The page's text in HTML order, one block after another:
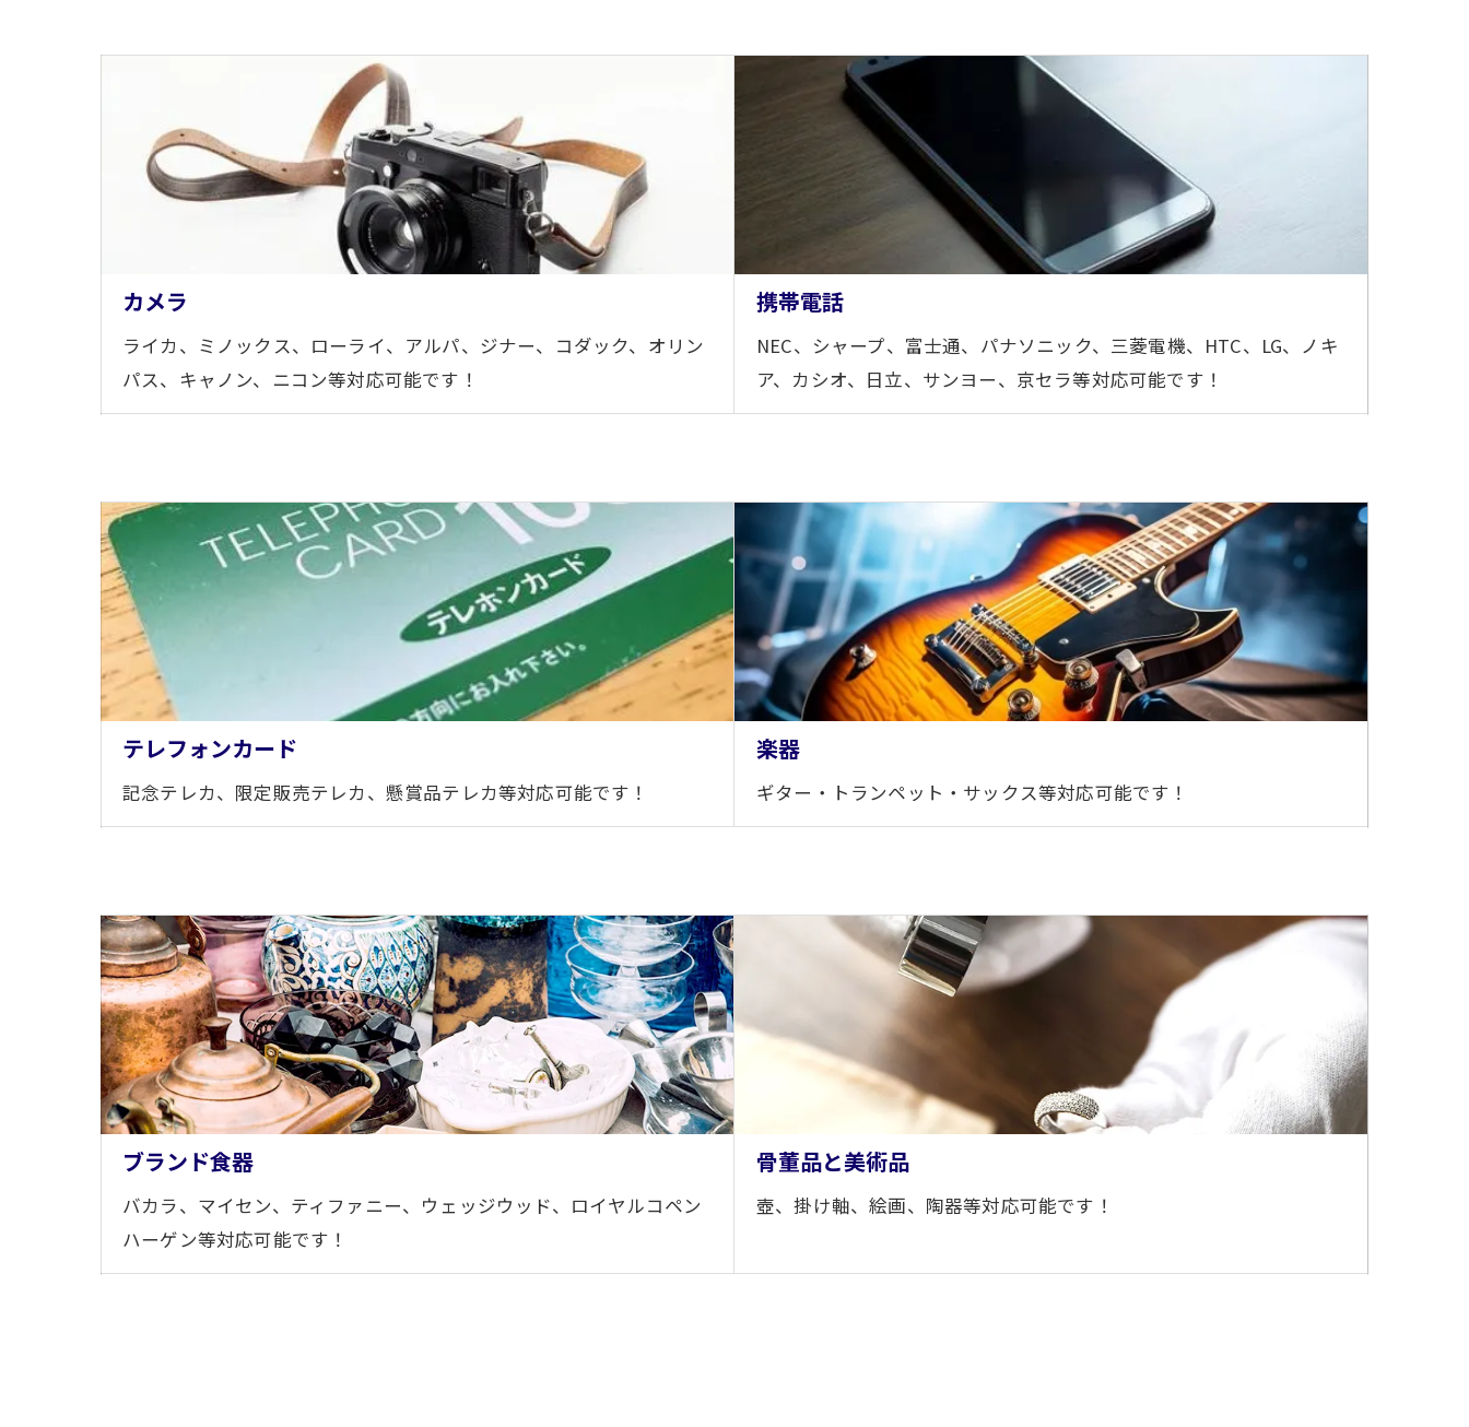
カメラ
ライカ、ミノックス、ローライ、アルパ、ジナー、コダック、オリン
パス、キャノン、ニコン等対応可能です！
携帯電話
NEC、シャープ、富士通、パナソニック、三菱電機、HTC、LG、ノキ
ア、カシオ、日立、サンヨー、京セラ等対応可能です！
テレフォンカード
記念テレカ、限定販売テレカ、懸賞品テレカ等対応可能です！
楽器
ギター・トランペット・サックス等対応可能です！
ブランド食器
バカラ、マイセン、ティファニー、ウェッジウッド、ロイヤルコペン
ハーゲン等対応可能です！
骨董品と美術品
壺、掛け軸、絵画、陶器等対応可能です！